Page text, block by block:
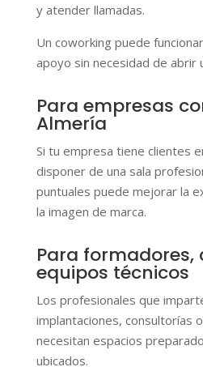
y atender llamadas.
Un coworking puede
apoyo sin necesidad de abrir
Para empresas
Almería
Si tu empresa tiene clientes
disponer de una sala
puntuales puede mejorar la
la imagen de marca.
Para formadores,
equipos técnicos
Los profesionales que
implantaciones, consultorías
necesitan espacios
ubicados.